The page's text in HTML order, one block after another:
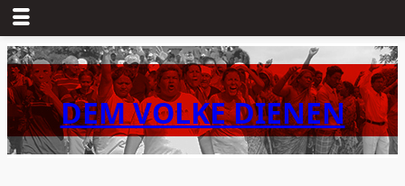
Zum
Inhalt
springenDEM VOLKE DIENEN